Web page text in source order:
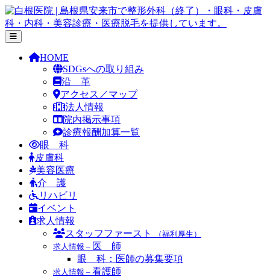
コ
ン
テ
HOME
SDGsへの取り組み
沿 革
アクセス／マップ
法人情報
院内掲示事項
診療報酬加算一覧
眼 科
皮膚科
美容医療
介 護
リハビリ
イベント
求人情報
スタッフファースト
（福利厚生）
求人情報 – 医 師
眼 科：医師の募集要項
求人情報 – 看護師